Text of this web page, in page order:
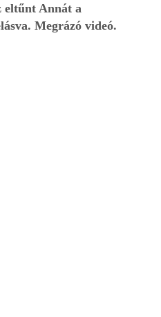
eltűnt Annát a
Megrázó videó.